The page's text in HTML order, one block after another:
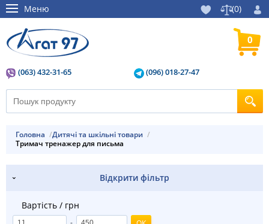
Меню (0)
(063) 432-31-65 (096) 018-27-47
0
Головна
Дитячі та шкільні товари
Тримач тренажер для письма
Відкрити фільтр
Вартість / грн